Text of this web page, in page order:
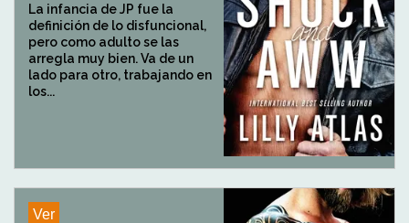
La infancia de JP fue la
definición de lo disfuncional,
pero como adulto se las
arregla muy bien. Va de un
lado para otro, trabajando en
los...
Ver